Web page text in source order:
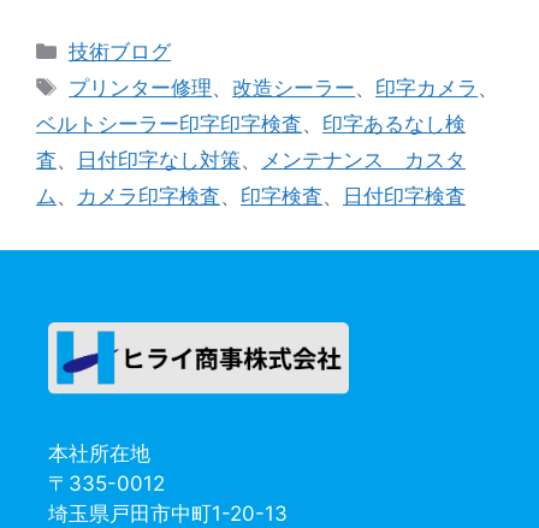
カ
テ
リ
ー
技術ブログ
タ
グ
プリンター修理、改造シーラー、 印字カメラ 、
ベルトシーラー印字印字検査、 印字あるなし検
査、 日付印字なし対策、
メンテナンス カスタ
ム 、 カメラ印字検査、 印字検査、 日付印字検査
本社所在地
〒335-0012
埼玉県戸田市中町1-20-13